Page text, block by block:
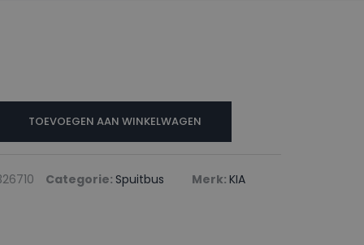
TOEVOEGEN AAN WINKELWAGEN
Categorie: Spuitbus Merk: KIA